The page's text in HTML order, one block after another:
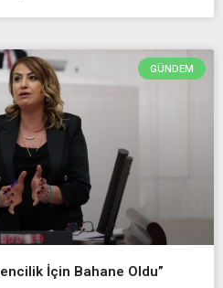
GÜNDEM
İçin Bahane Oldu”